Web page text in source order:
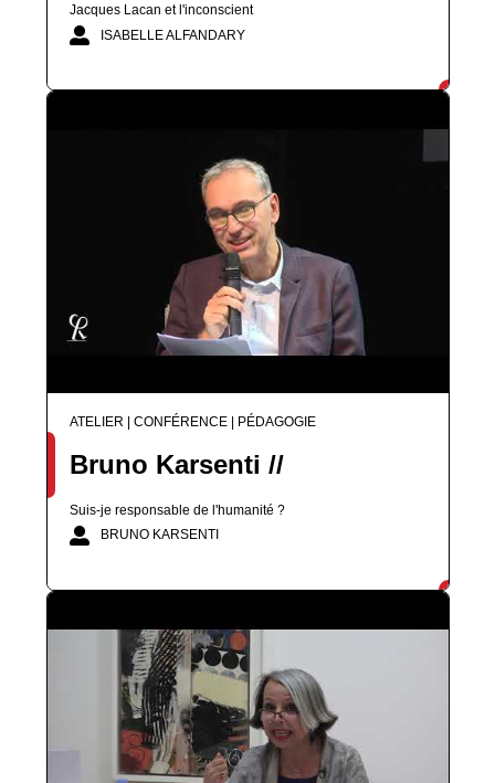
Jacques Lacan et l'inconscient
ISABELLE ALFANDARY
ATELIER | CONFÉRENCE | PÉDAGOGIE
Bruno Karsenti //
Suis-je responsable de l'humanité ?
BRUNO KARSENTI